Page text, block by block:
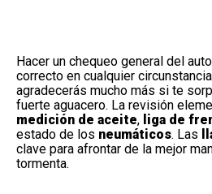
Hacer un chequeo general del
correcto en cualquier
agradecerás mucho más si te
fuerte aguacero. La revisión
medición de aceite, liga de
estado de los neumáticos. Las
clave para afrontar de la mejor
tormenta.